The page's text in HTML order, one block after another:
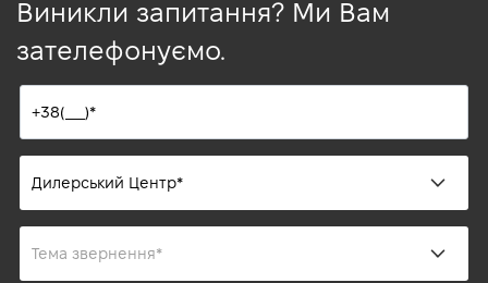
Виникли запитання? Ми Вам
зателефонуємо.